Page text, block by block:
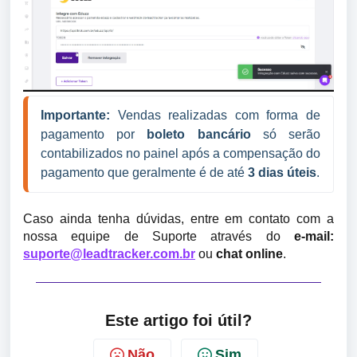
Importante: Vendas realizadas com forma de
pagamento por
boleto bancário só serão
contabilizados no painel após a compensação do
pagamento que geralmente é de até 3 dias úteis.
Caso ainda tenha dúvidas, entre em contato com a
nossa equipe de Suporte através do e-mail:
suporte@leadtracker.com.br ou chat online.
Este artigo foi útil?